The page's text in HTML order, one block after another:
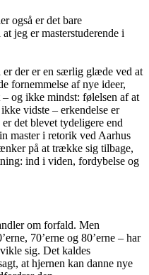
også er det bare
jeg er masterstuderende i
der er en særlig glæde ved at
fornemmelse af nye ideer,
– og ikke mindst: følelsen af at
vidste – erkendelse er
det blevet tydeligere end
master i retorik ved Aarhus
på at trække sig tilbage,
ind i viden, fordybelse og
om forfald. Men
70’erne og 80’erne – har
sig. Det kaldes
at hjernen kan danne nye